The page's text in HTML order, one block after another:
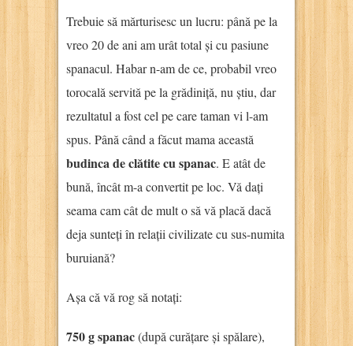
Trebuie să mărturisesc un lucru: până pe la
vreo 20 de ani am urât total și cu pasiune
spanacul. Habar n-am de ce, probabil vreo
torocală servită pe la grădiniță, nu știu, dar
rezultatul a fost cel pe care taman vi l-am
spus. Până când a făcut mama această
budinca de clătite cu spanac. E atât de
bună, încât m-a convertit pe loc. Vă dați
seama cam cât de mult o să vă placă dacă
deja sunteți în relații civilizate cu sus-numita
buruiană?
Așa că vă rog să notați:
750 g spanac(după curățare și spălare),